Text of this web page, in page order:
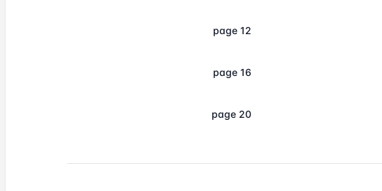
page 12
page 16
page 20